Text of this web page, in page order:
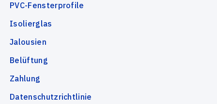
PVC-Fensterprofile
Isolierglas
Jalousien
Belüftung
Zahlung
Datenschutzrichtlinie